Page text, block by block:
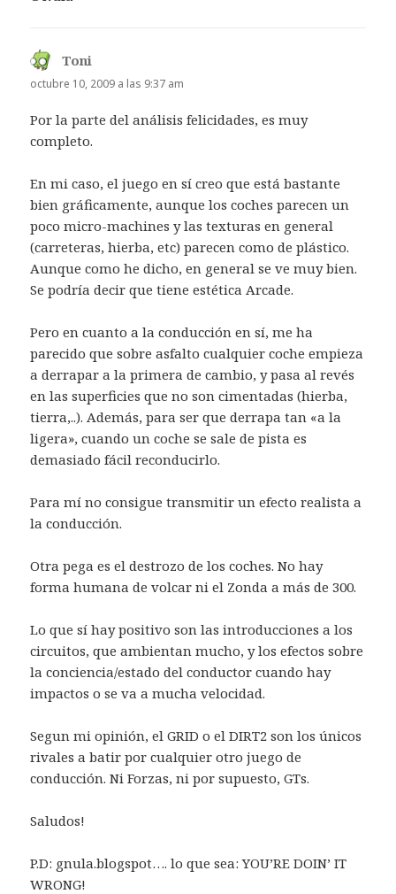
Toni
octubre 10, 2009 a las 9:37 am
Por la parte del análisis felicidades, es muy
completo.
En mi caso, el juego en sí creo que está bastante
bien gráficamente, aunque los coches parecen un
poco micro-machines y las texturas en general
(carreteras, hierba, etc) parecen como de plástico.
Aunque como he dicho, en general se ve muy bien.
Se podría decir que tiene estética Arcade.
Pero en cuanto a la conducción en sí, me ha
parecido que sobre asfalto cualquier coche empieza
a derrapar a la primera de cambio, y pasa al revés
en las superficies que no son cimentadas (hierba,
tierra,..). Además, para ser que derrapa tan «a la
ligera», cuando un coche se sale de pista es
demasiado fácil reconducirlo.
Para mí no consigue transmitir un efecto realista a
la conducción.
Otra pega es el destrozo de los coches. No hay
forma humana de volcar ni el Zonda a más de 300.
Lo que sí hay positivo son las introducciones a los
circuitos, que ambientan mucho, y los efectos sobre
la conciencia/estado del conductor cuando hay
impactos o se va a mucha velocidad.
Segun mi opinión, el GRID o el DIRT2 son los únicos
rivales a batir por cualquier otro juego de
conducción. Ni Forzas, ni por supuesto, GTs.
Saludos!
P.D: gnula.blogspot…. lo que sea: YOU’RE DOIN’ IT
WRONG!